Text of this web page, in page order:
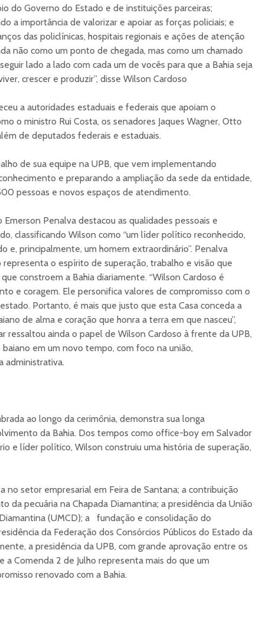
do Governo do Estado e de instituições parceiras;
a importância de valorizar e apoiar as forças policiais; e
das policlínicas, hospitais regionais e ações de atenção
não como um ponto de chegada, mas como um chamado
lado a lado com cada um de vocês para que a Bahia seja
crescer e produzir”, disse Wilson Cardoso
a autoridades estaduais e federais que apoiam o
o ministro Rui Costa, os senadores Jaques Wagner, Otto
de deputados federais e estaduais.
de sua equipe na UPB, que vem implementando
e preparando a ampliação da sede da entidade,
pessoas e novos espaços de atendimento.
Emerson Penalva destacou as qualidades pessoais e
classificando Wilson como “um líder político reconhecido,
e, principalmente, um homem extraordinário”. Penalva
o espírito de superação, trabalho e visão que
constroem a Bahia diariamente. “Wilson Cardoso é
e coragem. Ele personifica valores de compromisso com o
Portanto, é mais que justo que esta Casa conceda a
de alma e coração que honra a terra em que nasceu”,
ressaltou ainda o papel de Wilson Cardoso à frente da UPB,
em um novo tempo, com foco na união,
administrativa.
ao longo da cerimônia, demonstra sua longa
da Bahia. Dos tempos como office-boy em Salvador
e líder político, Wilson construiu uma história de superação,
no setor empresarial em Feira de Santana; a contribuição
da pecuária na Chapada Diamantina; a presidência da União
(UMCD); a fundação e consolidação do
da Federação dos Consórcios Públicos do Estado da
a presidência da UPB, com grande aprovação entre os
a Comenda 2 de Julho representa mais do que um
renovado com a Bahia.